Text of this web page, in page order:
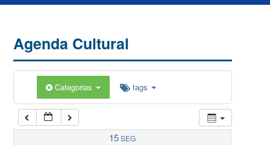
Agenda Cultural
Categorias tags
15SEG